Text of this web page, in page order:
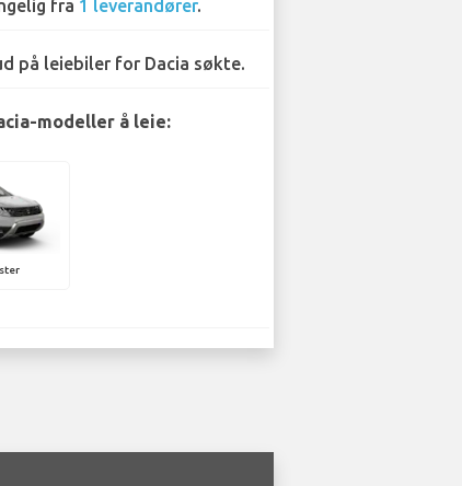
fra 1 leverandører.
på leiebiler for Dacia søkte.
modeller å leie: